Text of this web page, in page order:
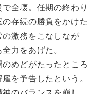
全壊。任期の終わり
存続の勝負をかけた
激務をこなしなが
力をあげた。
めどがたったところ
を予告したという。